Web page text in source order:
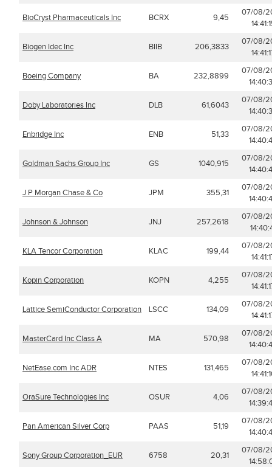
BioCryst Pharmaceuticals Inc BCRX 9,45
07/08/
Biogen Idec Inc BIIB 206,3833
07/08/
Boeing Company BA 232,8899
07/08/
Doby Laboratories Inc DLB 61,6043
07/08/
Enbridge Inc ENB 51,33
07/08/
Goldman Sachs Group Inc GS 1040,915
07/08/
J P Morgan Chase & Co JPM 355,31
07/08/
Johnson & Johnson JNJ 257,2618
07/08/
KLA Tencor Corporation KLAC 199,44
07/08/
Kopin Corporation KOPN 4,255
07/08/
Lattice SemiConductor Corporation LSCC 134,09
07/08/
MasterCard Inc Class A MA 570,98
07/08/
NetEase.com Inc ADR NTES 131,465
07/08/
OraSure Technologies Inc OSUR 4,06
07/08/
Pan American Silver Corp PAAS 51,19
07/08/
Sony Group Corporation_EUR 6758 20,31
07/08/